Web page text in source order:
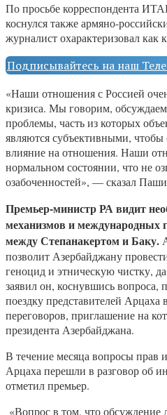
По просьбе корреспондента
коснулся также армяно-
журналист охарактеризовал как
Подписывайтесь на наш
«Наши отношения с Россией
кризиса. Мы говорим,
проблемы, часть из которых
являются субъективными, чтобы
влияние на отношения. Наши
нормальном состоянии, что не
озабоченностей», — сказал
Премьер-министр РА видит
механизмов и международных
между Степанакертом и Баку.
позволит Азербайджану
геноцид и этническую чистку,
заявил он, коснувшись вопроса,
поездку представителей Арцаха
переговоров, приглашение на
президента Азербайджана.
В течение месяца вопросы прав
Арцаха перешли в разговор об
отметил премьер.
«Вопрос в том, что обсуждение